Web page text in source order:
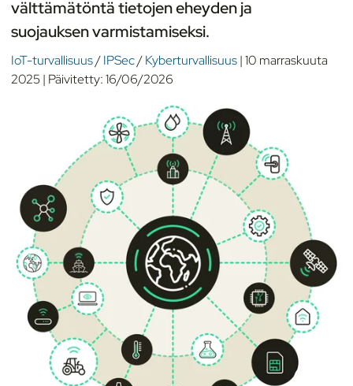
välttämätöntä tietojen eheyden ja
suojauksen varmistamiseksi.
IoT-turvallisuus/IPSec/Kyberturvallisuus|10 marraskuuta
2025| Päivitetty:16/06/2026